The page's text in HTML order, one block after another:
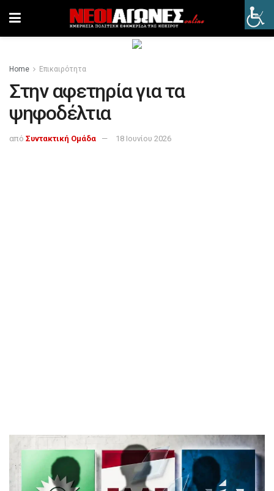
Home Επικαιρότητα
Στην αφετηρία για τα
ψηφοδέλτια
από Συντακτική Ομάδα 18 Ιουνίου 2026